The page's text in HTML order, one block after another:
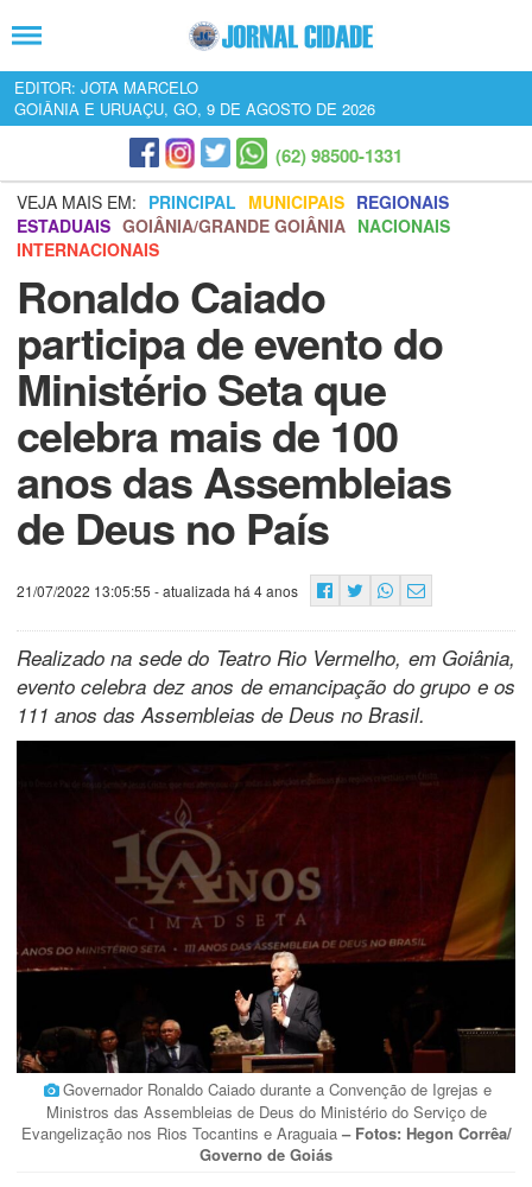
EDITOR: JOTA MARCELO
GOIÂNIA E URUAÇU, GO, 9 DE AGOSTO DE 2026
(62) 98500-1331
VEJA MAIS EM: PRINCIPAL MUNICIPAIS REGIONAIS
ESTADUAIS GOIÂNIA/GRANDE GOIÂNIA NACIONAIS
INTERNACIONAIS
Ronaldo Caiado
participa de evento do
Ministério Seta que
celebra mais de 100
anos das Assembleias
de Deus no País
21/07/2022 13:05:55 - atualizada há 4 anos
Realizado na sede do Teatro Rio Vermelho, em Goiânia,
evento celebra dez anos de emancipação do grupo e os
111 anos das Assembleias de Deus no Brasil.
Governador Ronaldo Caiado durante a Convenção de Igrejas e
Ministros das Assembleias de Deus do Ministério do Serviço de
Evangelização nos Rios Tocantins e Araguaia – Fotos: Hegon Corrêa/
Governo de Goiás